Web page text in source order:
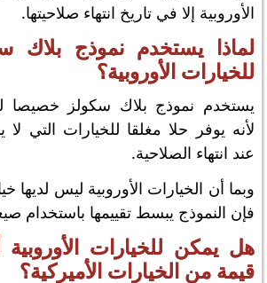
الأوروبية إلا في تاريخ انتهاء صلاحيتها.
لماذا يستخدم نموذج بلاك
للخيارات الأوروبية؟
يستخدم نموذج بلاك سكولز خصيصا
لأنه يوفر حلا مغلقا للخيارات التي لا
عند انتهاء الصلاحية.
وبما أن الخيارات الأوروبية ليس لديها
فإن النموذج يبسط تقييمها باستخدام
هل يمكن للخيارات
قيمة من الخيارات الأميركية؟